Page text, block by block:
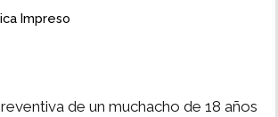
Impreso
de un muchacho de 18 años